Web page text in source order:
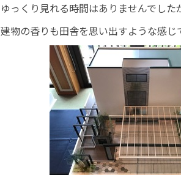
ゆっくり見れる時間はありませんでした
建物の香りも田舎を思い出すような感じ